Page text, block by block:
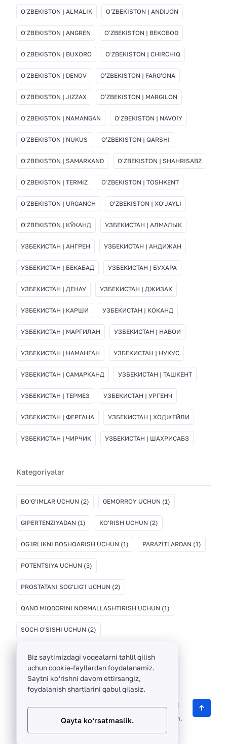
OʻZBEKISTON | ALMALIK OʻZBEKISTON | ANDIJON
OʻZBEKISTON | ANGREN OʻZBEKISTON | BEKOBOD
OʻZBEKISTON | BUXORO OʻZBEKISTON | CHIRCHIQ
OʻZBEKISTON | DENOV OʻZBEKISTON | FARGʻONA
OʻZBEKISTON | JIZZAX OʻZBEKISTON | MARGILON
OʻZBEKISTON | NAMANGAN OʻZBEKISTON | NAVOIY
OʻZBEKISTON | NUKUS OʻZBEKISTON | QARSHI
OʻZBEKISTON | SAMARKAND OʻZBEKISTON | SHAHRISABZ
OʻZBEKISTON | TERMIZ OʻZBEKISTON | TOSHKENT
OʻZBEKISTON | URGANCH OʻZBEKISTON | XOʻJAYLI
OʻZBEKISTON | КЎКАНД УЗБЕКИСТАН | АЛМАЛЫК
УЗБЕКИСТАН | АНГРЕН УЗБЕКИСТАН | АНДИЖАН
УЗБЕКИСТАН | БЕКАБАД УЗБЕКИСТАН | БУХАРА
УЗБЕКИСТАН | ДЕНАУ УЗБЕКИСТАН | ДЖИЗАК
УЗБЕКИСТАН | КАРШИ УЗБЕКИСТАН | КОКАНД
УЗБЕКИСТАН | МАРГИЛАН УЗБЕКИСТАН | НАВОИ
УЗБЕКИСТАН | НАМАНГАН УЗБЕКИСТАН | НУКУС
УЗБЕКИСТАН | САМАРКАНД УЗБЕКИСТАН | ТАШКЕНТ
УЗБЕКИСТАН | ТЕРМЕЗ УЗБЕКИСТАН | УРГЕНЧ
УЗБЕКИСТАН | ФЕРГАНА УЗБЕКИСТАН | ХОДЖЕЙЛИ
УЗБЕКИСТАН | ЧИРЧИК УЗБЕКИСТАН | ШАХРИСАБЗ
Kategoriyalar
BO'G'IMLAR UCHUN (2) GEMORROY UCHUN (1)
GIPERTENZIYADAN (1) KO'RISH UCHUN (2)
OG'IRLIKNI BOSHQARISH UCHUN (1) PARAZITLARDAN (1)
POTENTSIYA UCHUN (3)
PROSTATANI SOG'LIG'I UCHUN (2)
QAND MIQDORINI NORMALLASHTIRISH UCHUN (1)
SOCH O'SISHI UCHUN (2)
ThinkBayTech © 2012 -2026
O‘zbekistonda sifatli
biologik faol qo‘shimchalarni sotuvchi onlayn do‘kon.
Biz saytimizdagi voqealarni tahlil qilish
uchun cookie-fayllardan foydalanamiz.
Saytni ko‘rishni davom ettirsangiz,
foydalanish shartlarini qabul qilasiz.
Qayta ko‘rsatmaslik.